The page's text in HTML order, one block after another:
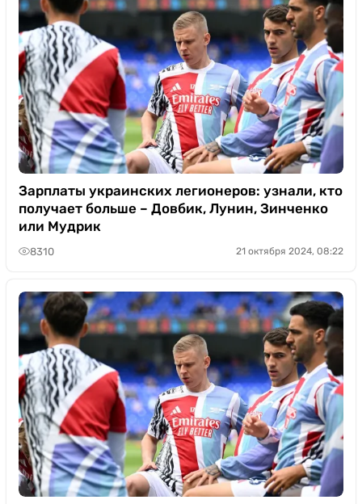
Зарплаты украинских легионеров: узнали, кто
получает больше – Довбик, Лунин, Зинченко
или Мудрик
8310 21 октября 2024, 08:22